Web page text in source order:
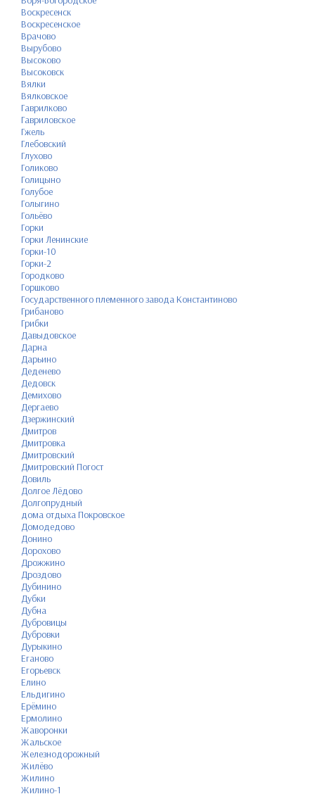
Воскресенск
Воскресенское
Врачово
Вырубово
Высоково
Высоковск
Вялки
Вялковское
Гаврилково
Гавриловское
Гжель
Глебовский
Глухово
Голиково
Голицыно
Голубое
Голыгино
Гольёво
Горки
Горки Ленинские
Горки-10
Горки-2
Городково
Горшково
Государственного племенного завода Константиново
Грибаново
Грибки
Давыдовское
Дарна
Дарьино
Деденево
Дедовск
Демихово
Дергаево
Дзержинский
Дмитров
Дмитровка
Дмитровский
Дмитровский Погост
Довиль
Долгое Лёдово
Долгопрудный
дома отдыха Покровское
Домодедово
Донино
Дорохово
Дрожжино
Дроздово
Дубинино
Дубки
Дубна
Дубровицы
Дубровки
Дурыкино
Еганово
Егорьевск
Елино
Ельдигино
Ерёмино
Ермолино
Жаворонки
Жальское
Железнодорожный
Жилёво
Жилино
Жилино-1